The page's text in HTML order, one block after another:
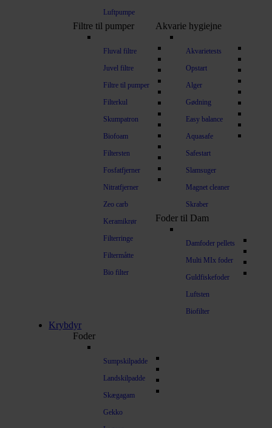
Luftpumpe
Filtre til pumper
Fluval filtre
Juvel filtre
Filtre til pumper
Filterkul
Skumpatron
Biofoam
Filtersten
Fosfatfjerner
Nitratfjerner
Zeo carb
Keramikrør
Filterringe
Filtermåtte
Bio filter
Akvarie hygiejne
Akvarietests
Opstart
Alger
Gødning
Easy balance
Aquasafe
Safestart
Slamsuger
Magnet cleaner
Skraber
Foder til Dam
Damfoder pellets
Multi MIx foder
Guldfiskefoder
Luftsten
Biofilter
Krybdyr
Foder
Sumpskilpadde
Landskilpadde
Skægagam
Gekko